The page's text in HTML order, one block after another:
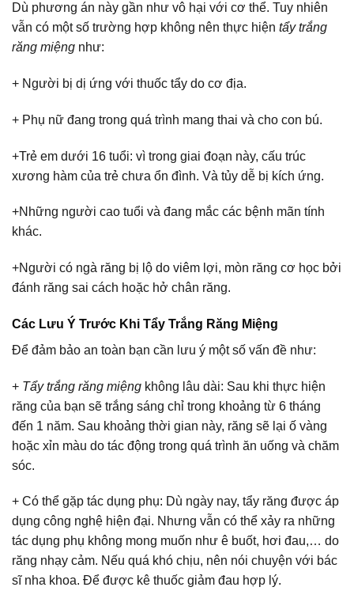
Dù phương án này gần như vô hại với cơ thể. Tuy nhiên
vẫn có một số trường hợp không nên thực hiện tẩy trắng
răng miệng như:
+ Người bị dị ứng với thuốc tẩy do cơ địa.
+ Phụ nữ đang trong quá trình mang thai và cho con bú.
+Trẻ em dưới 16 tuổi: vì trong giai đoạn này, cấu trúc
xương hàm của trẻ chưa ổn đình. Và tủy dễ bị kích ứng.
+Những người cao tuổi và đang mắc các bệnh mãn tính
khác.
+Người có ngà răng bị lộ do viêm lợi, mòn răng cơ học bởi
đánh răng sai cách hoặc hở chân răng.
Các Lưu Ý Trước Khi Tẩy Trắng Răng Miệng
Để đảm bảo an toàn bạn cần lưu ý một số vấn đề như:
+ Tẩy trắng răng miệng không lâu dài: Sau khi thực hiện
răng của bạn sẽ trắng sáng chỉ trong khoảng từ 6 tháng
đến 1 năm. Sau khoảng thời gian này, răng sẽ lại ố vàng
hoặc xỉn màu do tác động trong quá trình ăn uống và chăm
sóc.
+ Có thể gặp tác dụng phụ: Dù ngày nay, tẩy răng được áp
dụng công nghệ hiện đại. Nhưng vẫn có thể xảy ra những
tác dụng phụ không mong muốn như ê buốt, hơi đau,… do
răng nhạy cảm. Nếu quá khó chịu, nên nói chuyện với bác
sĩ nha khoa. Để được kê thuốc giảm đau hợp lý.